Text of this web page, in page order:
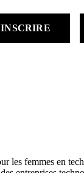
les femmes en